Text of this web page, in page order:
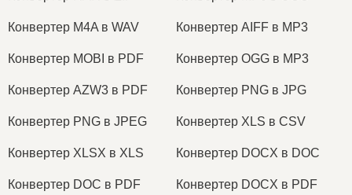
Конвертер M4A в WAV Конвертер AIFF в MP3
Конвертер MOBI в PDF Конвертер OGG в MP3
Конвертер AZW3 в PDF Конвертер PNG в JPG
Конвертер PNG в JPEG Конвертер XLS в CSV
Конвертер XLSX в XLS Конвертер DOCX в DOC
Конвертер DOC в PDF Конвертер DOCX в PDF